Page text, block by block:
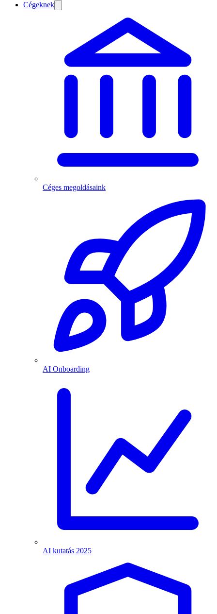
Cégeknek
Céges megoldásaink
AI Onboarding
AI kutatás 2025